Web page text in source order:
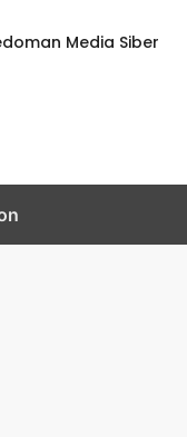
Media Siber